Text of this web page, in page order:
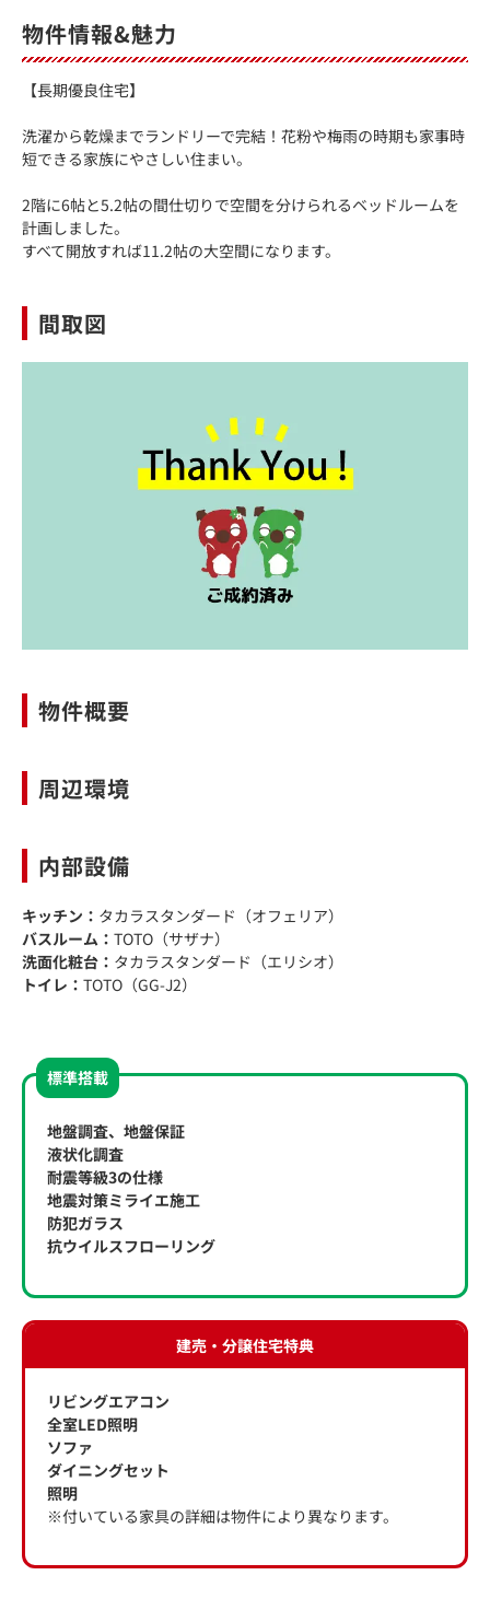
物件情報&魅力
【長期優良住宅】
洗濯から乾燥までランドリーで完結！花粉や梅雨の時期も家事時
短できる家族にやさしい住まい。
2階に6帖と5.2帖の間仕切りで空間を分けられるベッドルームを
計画しました。
すべて開放すれば11.2帖の大空間になります。
間取図
物件概要
周辺環境
内部設備
キッチン： タカラスタンダード（オフェリア）
バスルーム： TOTO（サザナ）
洗面化粧台： タカラスタンダード（エリシオ）
トイレ： TOTO（GG-J2）
標準搭載
地盤調査、地盤保証
液状化調査
耐震等級3の仕様
地震対策ミライエ施工
防犯ガラス
抗ウイルスフローリング
建売・分譲住宅特典
リビングエアコン
全室LED照明
ソファ
ダイニングセット
照明
※付いている家具の詳細は物件により異なります。